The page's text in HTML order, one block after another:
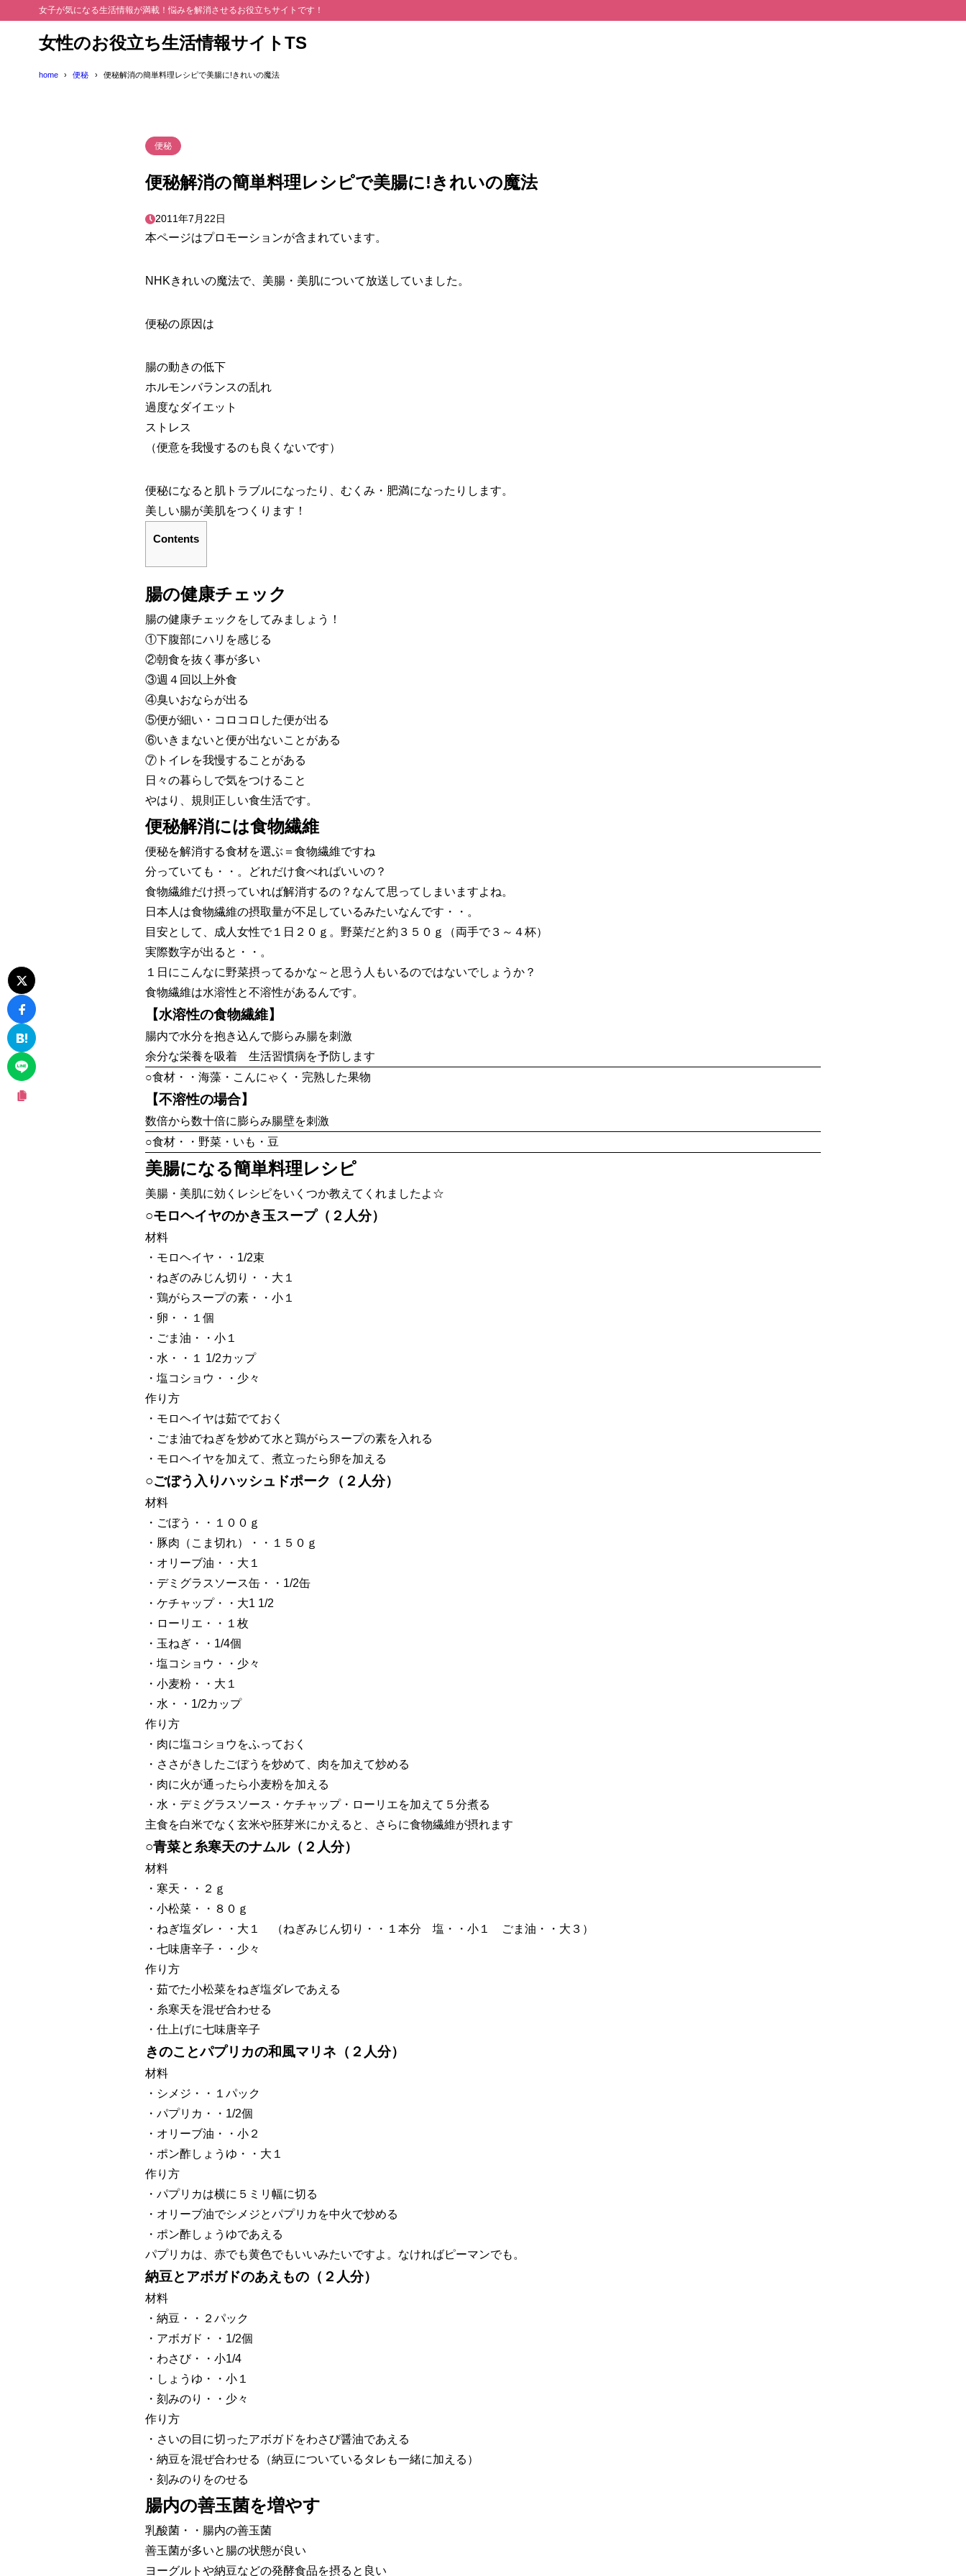
女子が気になる生活情報が満載！悩みを解消させるお役立ちサイトです！
女性のお役立ち生活情報サイトTS
home 便秘 便秘解消の簡単料理レシピで美腸に!きれいの魔法
便秘
便秘解消の簡単料理レシピで美腸に!きれいの魔法
2011年7月22日
本ページはプロモーションが含まれています。
NHKきれいの魔法で、美腸・美肌について放送していました。
便秘の原因は
腸の動きの低下
ホルモンバランスの乱れ
過度なダイエット
ストレス
（便意を我慢するのも良くないです）
便秘になると肌トラブルになったり、むくみ・肥満になったりします。
美しい腸が美肌をつくります！
Contents
腸の健康チェック
腸の健康チェックをしてみましょう！
①下腹部にハリを感じる
②朝食を抜く事が多い
③週４回以上外食
④臭いおならが出る
⑤便が細い・コロコロした便が出る
⑥いきまないと便が出ないことがある
⑦トイレを我慢することがある
日々の暮らしで気をつけること
やはり、規則正しい食生活です。
便秘解消には食物繊維
便秘を解消する食材を選ぶ＝食物繊維ですね
分っていても・・。どれだけ食べればいいの？
食物繊維だけ摂っていれば解消するの？なんて思ってしまいますよね。
日本人は食物繊維の摂取量が不足しているみたいなんです・・。
目安として、成人女性で１日２０ｇ。野菜だと約３５０ｇ（両手で３～４杯）
実際数字が出ると・・。
１日にこんなに野菜摂ってるかな～と思う人もいるのではないでしょうか？
食物繊維は水溶性と不溶性があるんです。
【水溶性の食物繊維】
腸内で水分を抱き込んで膨らみ腸を刺激
余分な栄養を吸着 生活習慣病を予防します
○食材・・海藻・こんにゃく・完熟した果物
【不溶性の場合】
数倍から数十倍に膨らみ腸壁を刺激
○食材・・野菜・いも・豆
美腸になる簡単料理レシピ
美腸・美肌に効くレシピをいくつか教えてくれましたよ☆
○モロヘイヤのかき玉スープ（２人分）
材料
・モロヘイヤ・・1/2束
・ねぎのみじん切り・・大１
・鶏がらスープの素・・小１
・卵・・１個
・ごま油・・小１
・水・・１ 1/2カップ
・塩コショウ・・少々
作り方
・モロヘイヤは茹でておく
・ごま油でねぎを炒めて水と鶏がらスープの素を入れる
・モロヘイヤを加えて、煮立ったら卵を加える
○ごぼう入りハッシュドポーク（２人分）
材料
・ごぼう・・１００ｇ
・豚肉（こま切れ）・・１５０ｇ
・オリーブ油・・大１
・デミグラスソース缶・・1/2缶
・ケチャップ・・大1 1/2
・ローリエ・・１枚
・玉ねぎ・・1/4個
・塩コショウ・・少々
・小麦粉・・大１
・水・・1/2カップ
作り方
・肉に塩コショウをふっておく
・ささがきしたごぼうを炒めて、肉を加えて炒める
・肉に火が通ったら小麦粉を加える
・水・デミグラスソース・ケチャップ・ローリエを加えて５分煮る
主食を白米でなく玄米や胚芽米にかえると、さらに食物繊維が摂れます
○青菜と糸寒天のナムル（２人分）
材料
・寒天・・２ｇ
・小松菜・・８０ｇ
・ねぎ塩ダレ・・大１ （ねぎみじん切り・・１本分 塩・・小１ ごま油・・大３）
・七味唐辛子・・少々
作り方
・茹でた小松菜をねぎ塩ダレであえる
・糸寒天を混ぜ合わせる
・仕上げに七味唐辛子
きのことパプリカの和風マリネ（２人分）
材料
・シメジ・・１パック
・パプリカ・・1/2個
・オリーブ油・・小２
・ポン酢しょうゆ・・大１
作り方
・パプリカは横に５ミリ幅に切る
・オリーブ油でシメジとパプリカを中火で炒める
・ポン酢しょうゆであえる
パプリカは、赤でも黄色でもいいみたいですよ。なければピーマンでも。
納豆とアボガドのあえもの（２人分）
材料
・納豆・・２パック
・アボガド・・1/2個
・わさび・・小1/4
・しょうゆ・・小１
・刻みのり・・少々
作り方
・さいの目に切ったアボガドをわさび醤油であえる
・納豆を混ぜ合わせる（納豆についているタレも一緒に加える）
・刻みのりをのせる
腸内の善玉菌を増やす
乳酸菌・・腸内の善玉菌
善玉菌が多いと腸の状態が良い
ヨーグルトや納豆などの発酵食品を摂ると良い